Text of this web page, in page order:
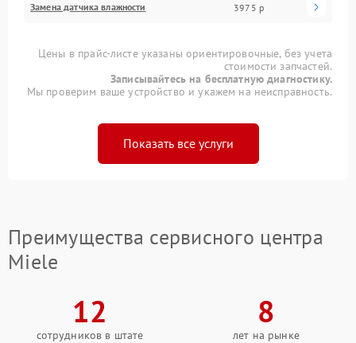
Замена датчика влажности 3975 р
Цены в прайс-листе указаны ориентировочные, без учета
стоимости запчастей.
Записывайтесь на бесплатную диагностику.
Мы проверим ваше устройство и укажем на неисправность.
Показать все услуги
Преимущества сервисного центра
Miele
12
сотрудников в штате
8
лет на рынке